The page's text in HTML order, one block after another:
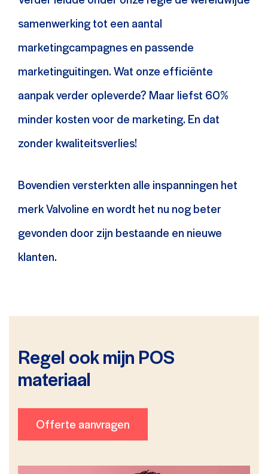
samenwerking tot een aantal
marketingcampagnes en passende
marketinguitingen. Wat onze efficiënte
aanpak verder opleverde? Maar liefst 60%
minder kosten voor de marketing. En dat
zonder kwaliteitsverlies!
Bovendien versterkten alle inspanningen het
merk Valvoline en wordt het nu nog beter
gevonden door zijn bestaande en nieuwe
klanten.
Regel ook mijn POS
materiaal
Offerte aanvragen